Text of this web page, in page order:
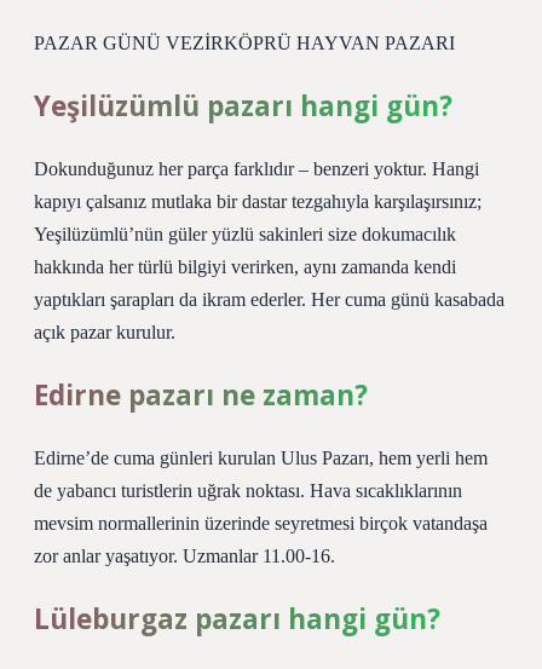
PAZAR GÜNÜ VEZİRKÖPRÜ HAYVAN PAZARI
Yeşilüzümlü pazarı hangi gün?
Dokunduğunuz her parça farklıdır – benzeri yoktur. Hangi
kapıyı çalsanız mutlaka bir dastar tezgahıyla karşılaşırsınız;
Yeşilüzümlü’nün güler yüzlü sakinleri size dokumacılık
hakkında her türlü bilgiyi verirken, aynı zamanda kendi
yaptıkları şarapları da ikram ederler. Her cuma günü kasabada
açık pazar kurulur.
Edirne pazarı ne zaman?
Edirne’de cuma günleri kurulan Ulus Pazarı, hem yerli hem
de yabancı turistlerin uğrak noktası. Hava sıcaklıklarının
mevsim normallerinin üzerinde seyretmesi birçok vatandaşa
zor anlar yaşatıyor. Uzmanlar 11.00-16.
Lüleburgaz pazarı hangi gün?